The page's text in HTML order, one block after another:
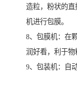
造粒，粉状的
机进行包膜。
8、包膜机：在
润好看，利于物
9、包装机：自